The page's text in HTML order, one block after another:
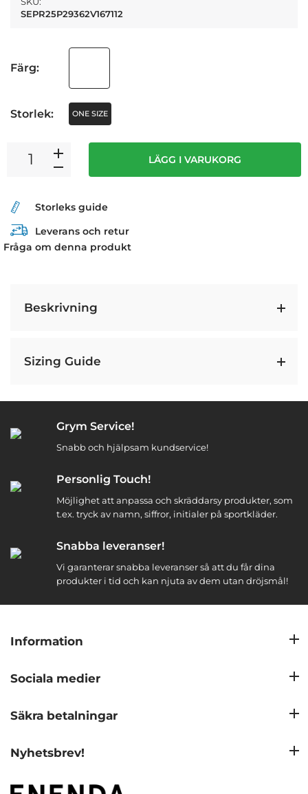
SEPR25P29362V167112
Färg:
Storlek: ONE SIZE
LÄGG I VARUKORG
Storleks guide
Leverans och retur
Fråga om denna produkt
Beskrivning
Sizing Guide
Grym Service!
Snabb och hjälpsam kundservice!
Personlig Touch!
Möjlighet att anpassa och skräddarsy produkter, som
t.ex. tryck av namn, siffror, initialer på sportkläder.
Snabba leveranser!
Vi garanterar snabba leveranser så att du får dina
produkter i tid och kan njuta av dem utan dröjsmål!
Information
Sociala medier
Säkra betalningar
Nyhetsbrev!